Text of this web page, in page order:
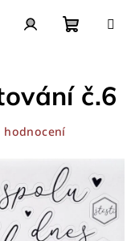
košík
č.6
hodnocení